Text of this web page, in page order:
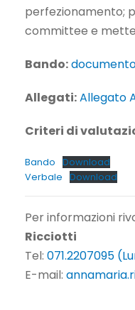
perfezionamento;
committee e
Bando:
Allegati:Allegato
Criteri di
Bando
Download
Verbale
Download
Per informazioni
Ricciotti
Tel: 071.2207095
E-mail: